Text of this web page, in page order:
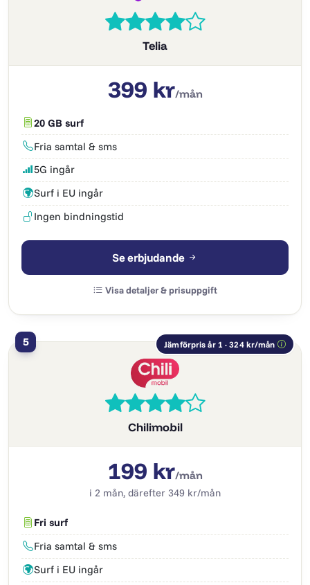
Telia
399 kr/mån
20 GB surf
Fria samtal & sms
5G ingår
Surf i EU ingår
Ingen bindningstid
Se erbjudande
Visa detaljer & prisuppgift
5 Jämförpris år 1 · 324 kr/mån
Chilimobil
199 kr/mån
i 2 mån, därefter 349 kr/mån
Fri surf
Fria samtal & sms
Surf i EU ingår